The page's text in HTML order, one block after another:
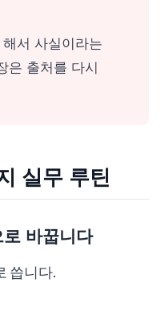
서 사실이라는
은 출처를 다시
실무 루틴
바꿉니다
씁니다.